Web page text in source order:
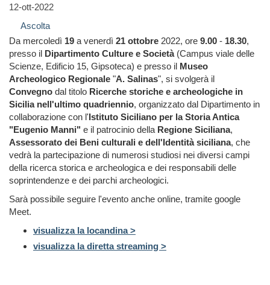
12-ott-2022
Ascolta
Da mercoledì 19 a venerdì 21 ottobre 2022, ore 9.00 - 18.30,
presso il Dipartimento Culture e Società(Campus viale delle
Scienze, Edificio 15, Gipsoteca) e presso il Museo
Archeologico Regionale "A. Salinas", si svolgerà il
Convegno dal titolo Ricerche storiche e archeologiche in
Sicilia nell'ultimo quadriennio, organizzato dal Dipartimento in
collaborazione con l'Istituto Siciliano per la Storia Antica
"Eugenio Manni" e il patrocinio della Regione Siciliana,
Assessorato dei Beni culturali e dell'Identità siciliana, che
vedrà la partecipazione di numerosi studiosi nei diversi campi
della ricerca storica e archeologica e dei responsabili delle
soprintendenze e dei parchi archeologici.
Sarà possibile seguire l'evento anche online, tramite google
Meet.
visualizza la locandina >
visualizza la diretta streaming >